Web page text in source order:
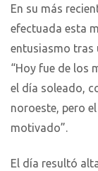
En su más
efectuada esta
entusiasmo tras
“Hoy fue de los
el día soleado,
noroeste, pero
motivado”.
El día resultó